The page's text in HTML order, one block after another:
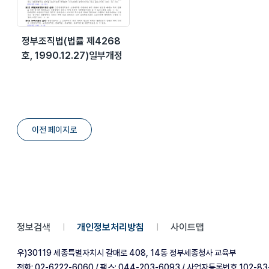
정부조직법(법률 제4268
호, 1990.12.27)일부개정
이전 페이지로
정보검색 개인정보처리방침 사이트맵
우)30119 세종특별자치시 갈매로 408, 14동 정부세종청사 교육부
전화: 02-6222-6060 / 팩스: 044-203-6093 / 사업자등록번호 102-